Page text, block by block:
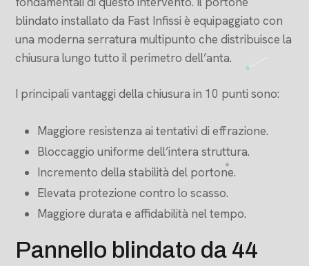
blindato installato da Fast Infissi è equipaggiato con
una moderna serratura multipunto che distribuisce la
chiusura lungo tutto il perimetro dell’anta.
I principali vantaggi della chiusura in 10 punti sono:
Maggiore resistenza ai tentativi di effrazione.
Bloccaggio uniforme dell’intera struttura.
Incremento della stabilità del portone.
Elevata protezione contro lo scasso.
Maggiore durata e affidabilità nel tempo.
Pannello blindato da 44